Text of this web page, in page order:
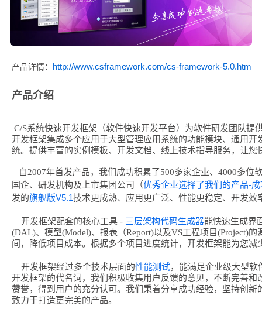
产品详情： http://www.csframework.com/cs-framework-5.0.htm
产品介绍
C/S系统快速开发框架（软件快速开发平台）为软件研发团队提
开发框架集成多个应用于大型管理应用系统的功能模块、通用
统。提供丰富的实例模板、开发文档、线上技术指导服务，让您
自2007年首发产品，我们成功积累了500多家企业、4000多位
国企、研发机构及上市集团公司（优秀企业选择了我们的产品-
发的旗舰版V5.1技术更成熟、应用更广泛、性能更稳定、开发效
开发框架配套的核心工具 - 三层架构代码生成器能快速生成界
(DAL)、模型(Model)、报表（Report)以及VS工程项目(Project)
间，降低项目成本。根据多个项目进度统计，开发框架能为您减
开发框架经过多个技术层面的性能测试，能满足企业级大型
开发框架的代名词，我们积极收集用户反馈的意见，不断完善
赞誉，得到用户的充分认可。我们秉着分享成功经验，坚持创
致力于打造更完美的产品。